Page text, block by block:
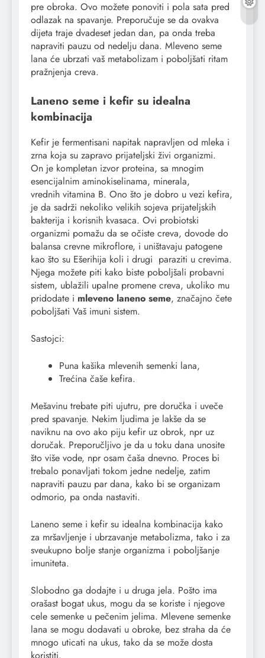
pre obroka. Ovo možete ponoviti i pola sata pred
odlazak na spavanje. Preporučuje se da ovakva
dijeta traje dvadeset jedan dan, pa onda treba
napraviti pauzu od nedelju dana. Mleveno seme
lana će ubrzati vaš metabolizam i poboljšati ritam
pražnjenja creva.
Laneno seme i kefir su idealna
kombinacija
Kefir je fermentisani napitak napravljen od mleka i
zrna koja su zapravo prijateljski živi organizmi.
On je kompletan izvor proteina, sa mnogim
esencijalnim aminokiselinama, minerala,
vrednih vitamina B. Ono što je dobro u vezi kefira,
je da sadrži nekoliko velikih sojeva prijateljskih
bakterija i korisnih kvasaca. Ovi probiotski
organizmi pomažu da se očiste creva, dovode do
balansa crevne mikroflore, i uništavaju patogene
kao što su Ešerihija koli i drugi paraziti u crevima.
Njega možete piti kako biste poboljšali probavni
sistem, ublažili upalne promene creva, ukoliko mu
pridodate i mleveno laneno seme, značajno čete
poboljšati Vaš imuni sistem.
Sastojci:
Puna kašika mlevenih semenki lana,
Trećina čaše kefira.
Mešavinu trebate piti ujutru, pre doručka i uveče
pred spavanje. Nekim ljudima je lakše da se
naviknu na ovo ako piju kefir uz obrok, npr uz
doručak. Preporučljivo je da u toku dana unosite
što više vode, npr osam čaša dnevno. Proces bi
trebalo ponavljati tokom jedne nedelje, zatim
napraviti pauzu par dana, kako bi se organizam
odmorio, pa onda nastaviti.
Laneno seme i kefir su idealna kombinacija kako
za mršavljenje i ubrzavanje metabolizma, tako i za
sveukupno bolje stanje organizma i poboljšanje
imuniteta.
Slobodno ga dodajte i u druga jela. Pošto ima
orašast bogat ukus, mogu da se koriste i njegove
cele semenke u pečenim jelima. Mlevene semenke
lana se mogu dodavati u obroke, bez straha da će
mnogo uticati na ukus, tako da se može dosta
koristiti.